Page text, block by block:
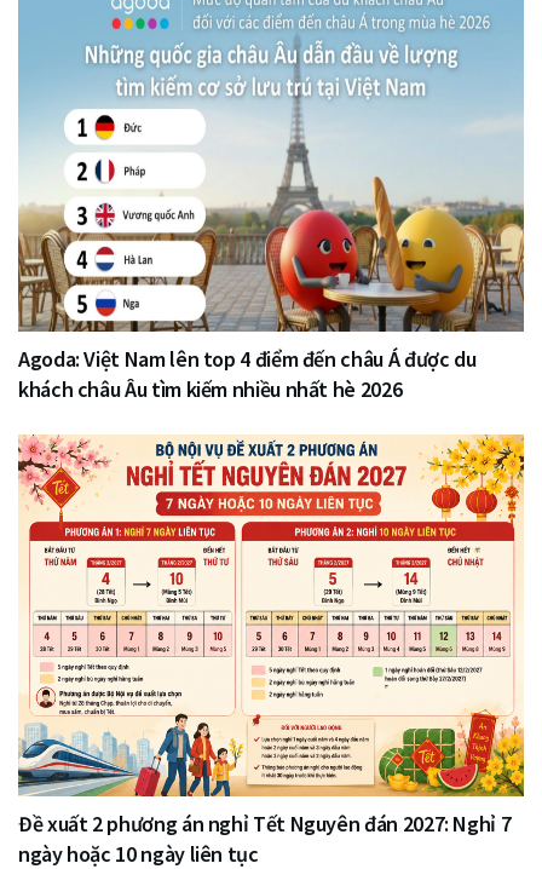
Agoda: Việt Nam lên top 4 điểm đến châu Á được du
khách châu Âu tìm kiếm nhiều nhất hè 2026
Đề xuất 2 phương án nghỉ Tết Nguyên đán 2027: Nghỉ 7
ngày hoặc 10 ngày liên tục